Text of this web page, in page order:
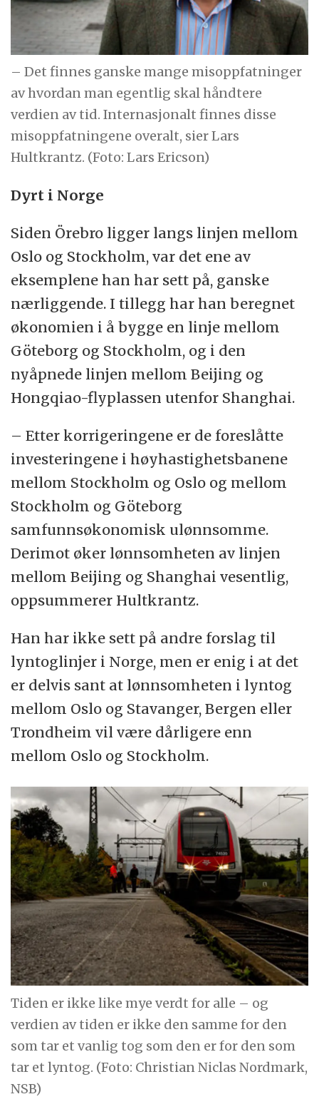
– Det finnes ganske mange misoppfatninger
av hvordan man egentlig skal håndtere
verdien av tid. Internasjonalt finnes disse
misoppfatningene overalt, sier Lars
Hultkrantz. (Foto: Lars Ericson)
Dyrt i Norge
Siden Örebro ligger langs linjen mellom
Oslo og Stockholm, var det ene av
eksemplene han har sett på, ganske
nærliggende. I tillegg har han beregnet
økonomien i å bygge en linje mellom
Göteborg og Stockholm, og i den
nyåpnede linjen mellom Beijing og
Hongqiao-flyplassen utenfor Shanghai.
– Etter korrigeringene er de foreslåtte
investeringene i høyhastighetsbanene
mellom Stockholm og Oslo og mellom
Stockholm og Göteborg
samfunnsøkonomisk ulønnsomme.
Derimot øker lønnsomheten av linjen
mellom Beijing og Shanghai vesentlig,
oppsummerer Hultkrantz.
Han har ikke sett på andre forslag til
lyntoglinjer i Norge, men er enig i at det
er delvis sant at lønnsomheten i lyntog
mellom Oslo og Stavanger, Bergen eller
Trondheim vil være dårligere enn
mellom Oslo og Stockholm.
Tiden er ikke like mye verdt for alle – og
verdien av tiden er ikke den samme for den
som tar et vanlig tog som den er for den som
tar et lyntog. (Foto: Christian Niclas Nordmark,
NSB)